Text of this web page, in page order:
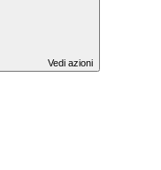
Vedi azioni